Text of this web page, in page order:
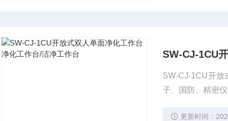
SW-CJ-1CU
SW-CJ-1CU开放
子、国防、精密
更新时间：